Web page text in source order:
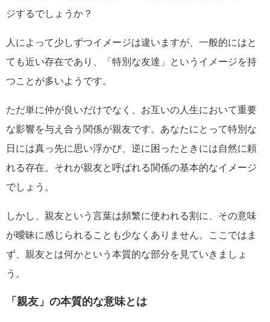
ジするでしょうか？
人によって少しずつイメージは違いますが、一般的にはと
ても近い存在であり、「特別な友達」というイメージを持
つことが多いようです。
ただ単に仲が良いだけでなく、お互いの人生において重要
な影響を与え合う関係が親友です。あなたにとって特別な
日には真っ先に思い浮かび、逆に困ったときには自然に頼
れる存在。それが親友と呼ばれる関係の基本的なイメージ
でしょう。
しかし、親友という言葉は頻繁に使われる割に、その意味
が曖昧に感じられることも少なくありません。ここではま
ず、親友とは何かという本質的な部分を見ていきましょ
う。
「親友」の本質的な意味とは